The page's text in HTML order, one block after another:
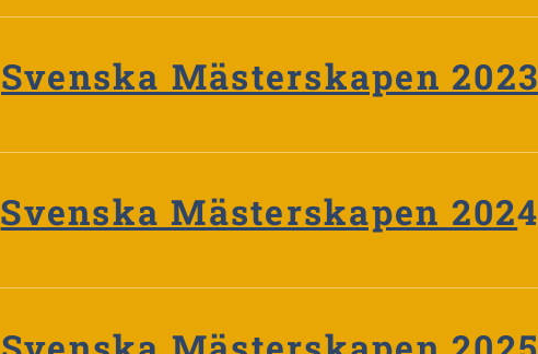
Svenska Mästerskapen 2023
Svenska Mästerskapen 2024